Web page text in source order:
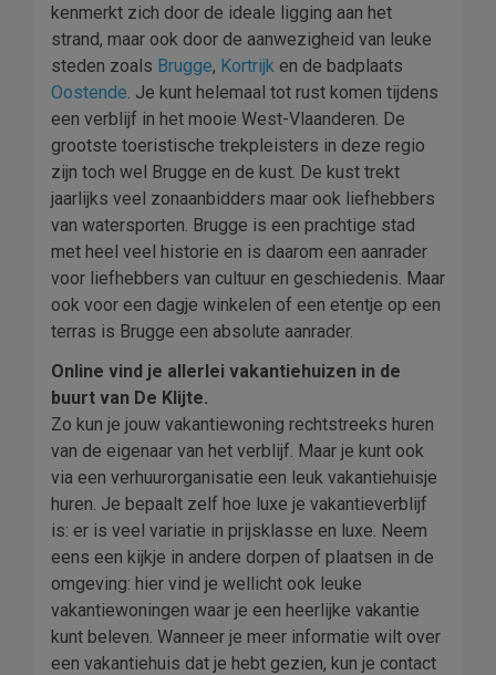
kenmerkt zich door de ideale ligging aan het
strand, maar ook door de aanwezigheid van leuke
steden zoals Brugge, Kortrijk en de badplaats
Oostende. Je kunt helemaal tot rust komen tijdens
een verblijf in het mooie West-Vlaanderen. De
grootste toeristische trekpleisters in deze regio
zijn toch wel Brugge en de kust. De kust trekt
jaarlijks veel zonaanbidders maar ook liefhebbers
van watersporten. Brugge is een prachtige stad
met heel veel historie en is daarom een aanrader
voor liefhebbers van cultuur en geschiedenis. Maar
ook voor een dagje winkelen of een etentje op een
terras is Brugge een absolute aanrader.
Online vind je allerlei vakantiehuizen in de
buurt van De Klijte.
Zo kun je jouw vakantiewoning rechtstreeks huren
van de eigenaar van het verblijf. Maar je kunt ook
via een verhuurorganisatie een leuk vakantiehuisje
huren. Je bepaalt zelf hoe luxe je vakantieverblijf
is: er is veel variatie in prijsklasse en luxe. Neem
eens een kijkje in andere dorpen of plaatsen in de
omgeving: hier vind je wellicht ook leuke
vakantiewoningen waar je een heerlijke vakantie
kunt beleven. Wanneer je meer informatie wilt over
een vakantiehuis dat je hebt gezien, kun je contact